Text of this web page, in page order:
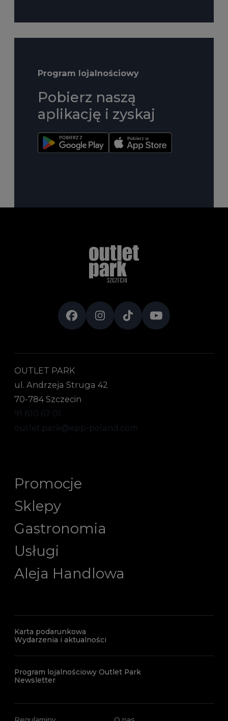
Program lojalnościowy
Pobierz naszą
aplikację i zyskaj
OUTLET PARK
ul. Andrzeja Struga 42
70-784 Szczecin
91 810 67 01
outlet.park@epp-poland.com
Promocje
Sklepy
Gastronomia
Usługi
Aleja Handlowa
Karta podarunkowa
Wydarzenia i aktualności
Program lojalnościowy Outlet Park
Newsletter